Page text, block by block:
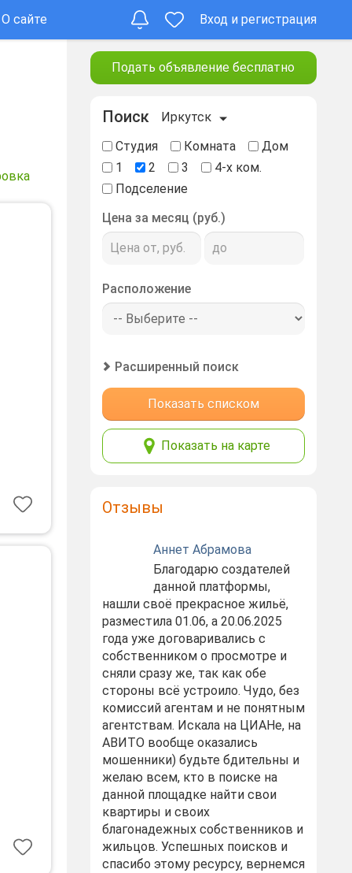
О сайте Вход и регистрация
в
Подать объявление бесплатно
Поиск
Иркутск
Студия
Комната
Дом
1
2 3
4-х ком.
Подселение
Цена за месяц (руб.)
Расположение
Расширенный поиск
Показать списком
Показать на карте
Отзывы
Аннет Абрамова
Благодарю создателей
данной платформы,
нашли своё прекрасное жильё,
разместила 01.06, а 20.06.2025
года уже договаривались с
собственником о просмотре и
сняли сразу же, так как обе
стороны всё устроило. Чудо, без
комиссий агентам и не понятным
агентствам. Искала на ЦИАНе, на
АВИТО вообще оказались
мошенники) будьте бдительны и
желаю всем, кто в поиске на
данной площадке найти свои
квартиры и своих
благонадежных собственников и
жильцов. Успешных поисков и
спасибо этому ресурсу, вернемся